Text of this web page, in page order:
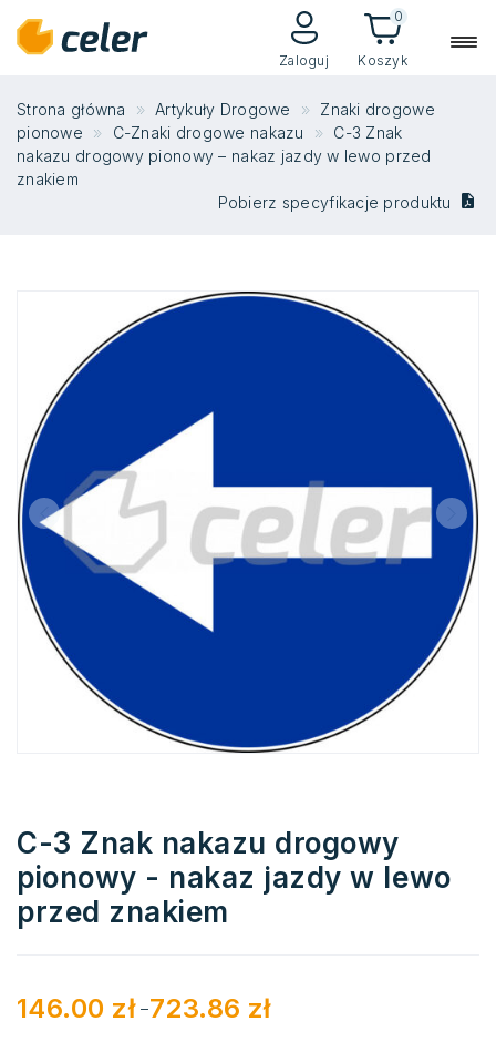
Zaloguj Koszyk
0
Strona główna Artykuły Drogowe
Znaki drogowe
pionowe
C-Znaki drogowe nakazu
C-3 Znak
nakazu drogowy pionowy – nakaz jazdy w lewo przed
znakiem
Pobierz specyfikacje produktu
C-3 Znak nakazu drogowy
pionowy - nakaz jazdy w lewo
przed znakiem
146.00 zł –723.86 zł